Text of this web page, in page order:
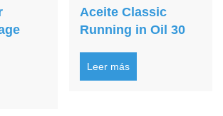
Aceite Classic
Running in Oil 30
Leer más